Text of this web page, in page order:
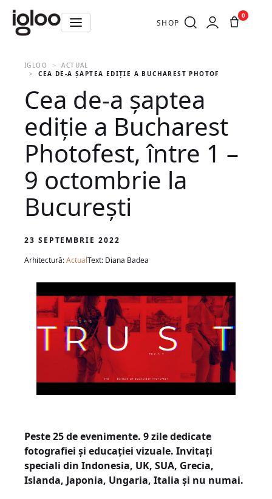
SHOP
0
IGLOO
ACTUAL
CEA DE-A ȘAPTEA EDIȚIE A BUCHAREST PHOTOFEST, ÎNTRE
Cea de-a șaptea
ediție a Bucharest
Photofest, între 1 –
9 octombrie la
București
23 SEPTEMBRIE 2022
Arhitectură:ActualText: Diana Badea
Peste 25 de evenimente. 9 zile dedicate
fotografiei și educației vizuale. Invitați
speciali din Indonesia, UK, SUA, Grecia,
Islanda, Japonia, Ungaria, Italia și nu numai.